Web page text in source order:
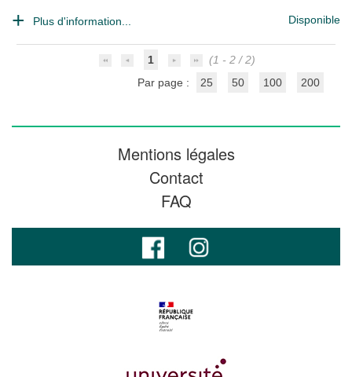
Plus d'information... Disponible
1
(1 - 2 / 2)
Par page :
25 50 100 200
Mentions légales
Contact
FAQ